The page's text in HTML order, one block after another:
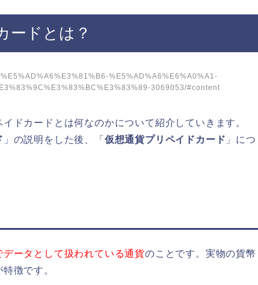
ードとは？
%E5%AD%A6%E6%A0%A1-
3069053/#content
ドカードとは何なのかについて紹介していきます。
」の説明をした後、「 仮想通貨プリペイドカード 」につ
データとして扱われている通貨のことです。実物の貨幣
徴です。